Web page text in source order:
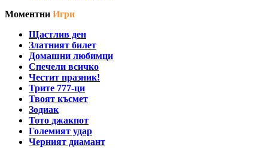
Моментни Игри
Щастлив ден
Златният билет
Домашни любимци
Спечели всичко
Честит празник!
Трите 777-ци
Твоят късмет
Зодиак
Тото джакпот
Големият удар
Черният диамант